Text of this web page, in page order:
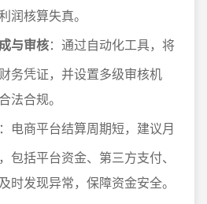
润核算失真。
与审核：通过自动化工具，将
务凭证，并设置多级审核机
法合规。
：电商平台结算周期短，建议月
包括平台资金、第三方支付、
时发现异常，保障资金安全。